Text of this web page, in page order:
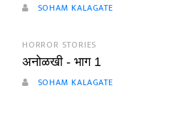
SOHAM KALAGATE
HORROR STORIES
अनोळखी - भाग 1
SOHAM KALAGATE